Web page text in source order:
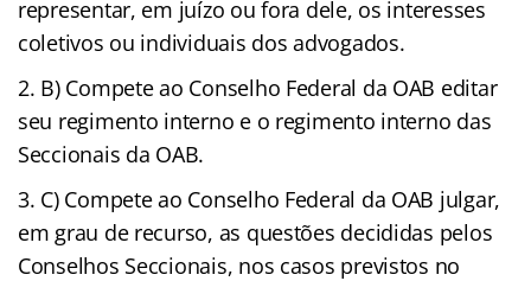
representar, em juízo ou fora dele, os interesses
coletivos ou individuais dos advogados.
B) Compete ao Conselho Federal da OAB editar
seu regimento interno e o regimento interno das
Seccionais da OAB.
C) Compete ao Conselho Federal da OAB julgar,
em grau de recurso, as questões decididas pelos
Conselhos Seccionais, nos casos previstos no